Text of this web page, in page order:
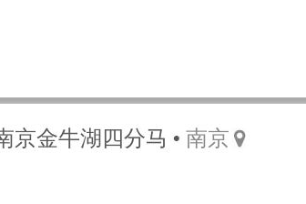
京金牛湖四分马 南京